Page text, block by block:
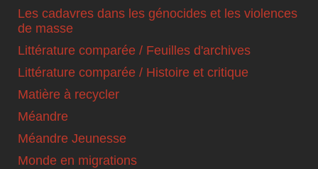
Les cadavres dans les génocides et les violences
de masse
Littérature comparée / Feuilles d'archives
Littérature comparée / Histoire et critique
Matière à recycler
Méandre
Méandre Jeunesse
Monde en migrations